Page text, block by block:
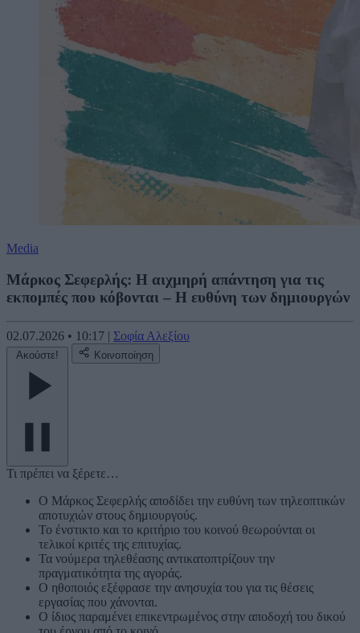
Media
Μάρκος Σεφερλής: Η αιχμηρή απάντηση για τις
εκπομπές που κόβονται – Η ευθύνη των δημιουργών
02.07.2026 • 10:17 | Σοφία Αλεξίου
Ακούστε! Κοινοποίηση
Τι πρέπει να ξέρετε…
Ο Μάρκος Σεφερλής αποδίδει την ευθύνη των τηλεοπτικών
αποτυχιών στους δημιουργούς.
Το ένστικτο και το κριτήριο του κοινού θεωρούνται οι
τελικοί κριτές της επιτυχίας.
Τα νούμερα τηλεθέασης αντικατοπτρίζουν την
πραγματικότητα της αγοράς.
Ο ηθοποιός εξέφρασε την ανησυχία του για τις θέσεις
εργασίας που χάνονται.
Ο ίδιος παραμένει επικεντρωμένος στην αποδοχή του δικού